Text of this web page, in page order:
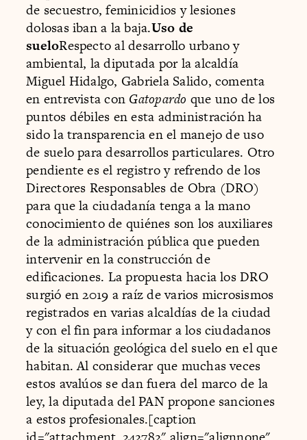
de secuestro, feminicidios y lesiones
dolosas iban a la baja.Uso de
sueloRespecto al desarrollo urbano y
ambiental, la diputada por la alcaldía
Miguel Hidalgo, Gabriela Salido, comenta
en entrevista con Gatopardo que uno de los
puntos débiles en esta administración ha
sido la transparencia en el manejo de uso
de suelo para desarrollos particulares. Otro
pendiente es el registro y refrendo de los
Directores Responsables de Obra (DRO)
para que la ciudadanía tenga a la mano
conocimiento de quiénes son los auxiliares
de la administración pública que pueden
intervenir en la construcción de
edificaciones. La propuesta hacia los DRO
surgió en 2019 a raíz de varios microsismos
registrados en varias alcaldías de la ciudad
y con el fin para informar a los ciudadanos
de la situación geológica del suelo en el que
habitan. Al considerar que muchas veces
estos avalúos se dan fuera del marco de la
ley, la diputada del PAN propone sanciones
a estos profesionales.[caption